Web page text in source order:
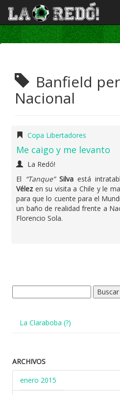
Banfield
Nacional
Copa Libertadores
Me caigo y me levanto
La Redó!
El “Tanque” Silvaestá
Vélezen su visita a Chile y le
para que lo cuente para el
un baño de realidad frente a
Florencio Sola.
La Claraboba (?)
ARCHIVOS
enero 2015